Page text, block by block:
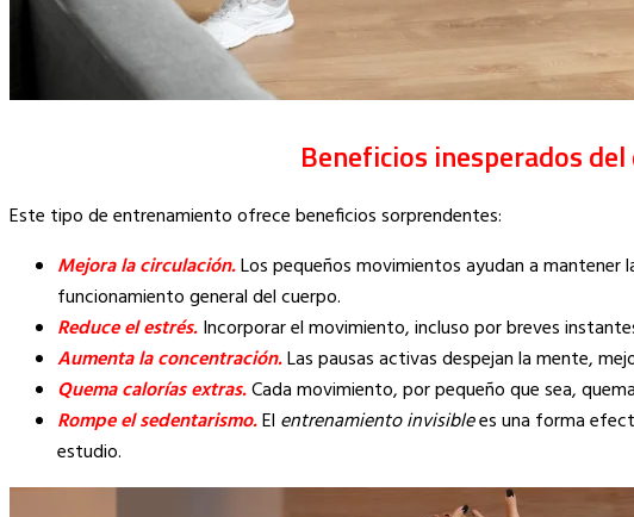
Beneficios inesperados
Este tipo de entrenamiento ofrece beneficios sorprendentes:
Mejora la circulación.Los pequeños movimientos ayudan a mantener
funcionamiento general del cuerpo.
Reduce el estrés.Incorporar el movimiento, incluso por breves
Aumenta la concentración.Las pausas activas despejan la mente,
Quema calorías extras.Cada movimiento, por pequeño que sea,
Rompe el sedentarismo.El entrenamiento invisiblees una forma
estudio.